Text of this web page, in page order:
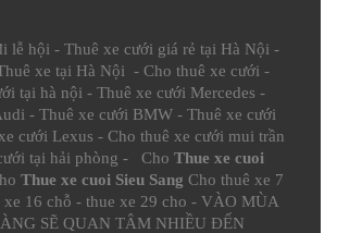
lễ hội - Thuê xe cưới giá rẻ tại Hà Nội -
xe tại Hà Nội - Cho thuê xe cưới -
tại hà nội - Thuê xe cưới Mercedes -
- Thuê xe cưới BMW - Thuê xe cưới
cưới Lexus - Cho thuê xe cưới mui trần
tại hải phòng - Cho Thue xe cuoi
Thue xe cuoi Sieu Sang Cho thuê xe 7
xe 16 chỗ - thue xe 29 cho - VÀO MÙA
SẼ QUAN TÂM NHIỀU ĐẾN